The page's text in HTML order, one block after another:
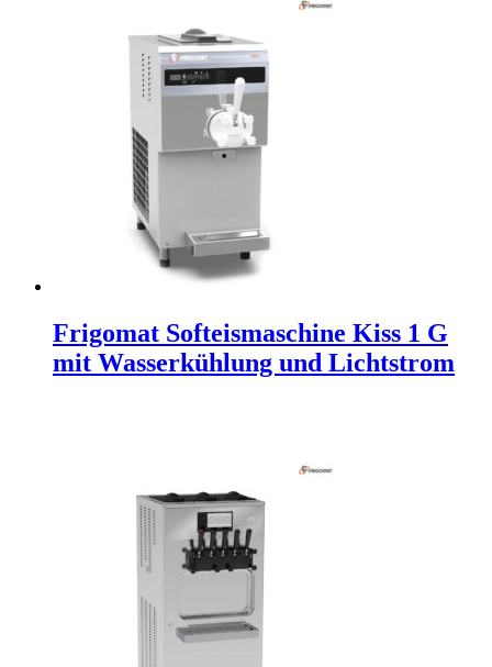
Frigomat Softeismaschine Kiss 1 G
mit Wasserkühlung und Lichtstrom